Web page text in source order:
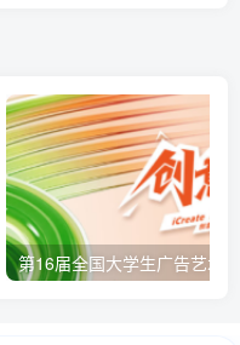
第16届全国大学生广告艺术